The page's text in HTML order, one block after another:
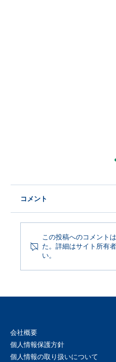
Product Update
コメント
この投稿へのコメント
た。詳細はサイト所有
い。
会社概要
個人情報保護方針
個人情報の取り扱いについて